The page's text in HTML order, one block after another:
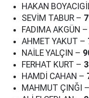
HAKAN
SEVİM TABUR –
FADIMA AKGÜN –
AHMET YAKUT –
NAİLE YALÇIN –
FERHAT KURT –
HAMDİ CAHAN –
MAHMUT ÇINĞI –